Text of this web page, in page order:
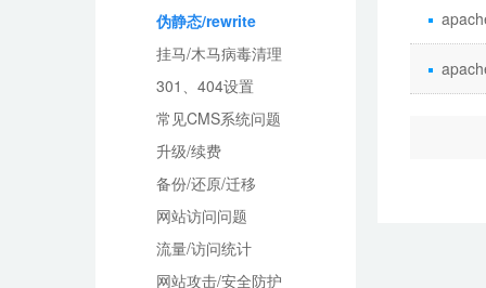
伪静态/rewrite
挂马/木马病毒清理
301、404设置
常见CMS系统问题
升级/续费
备份/还原/迁移
网站访问问题
流量/访问统计
网站攻击/安全防护